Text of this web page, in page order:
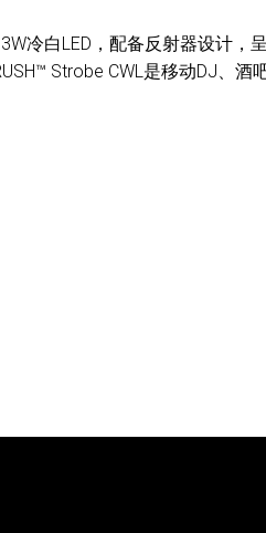
冷白LED，配备反射器设计，
Strobe CWL是移动DJ、酒